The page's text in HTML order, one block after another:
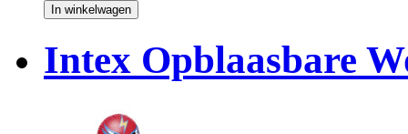
In winkelwagen
Intex Opblaasbare